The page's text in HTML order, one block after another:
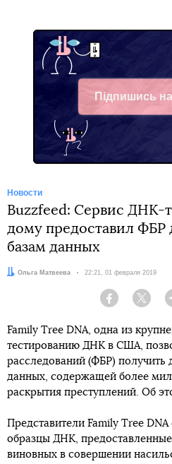
Підпишись
Facebook
Новости
Buzzfeed: Сервис ДНК-
дому предоставил ФБР
базам данных
Автор:
Ольга Матвеева Дата:
22:21, 01 февраля 2019
Facebook
Family Tree DNA, одна из
тестированию ДНК в США,
расследований (ФБР) получить
данных, содержащей более
раскрытия преступлений. Об
Представители Family Tree
образцы ДНК,
виновных в совершении